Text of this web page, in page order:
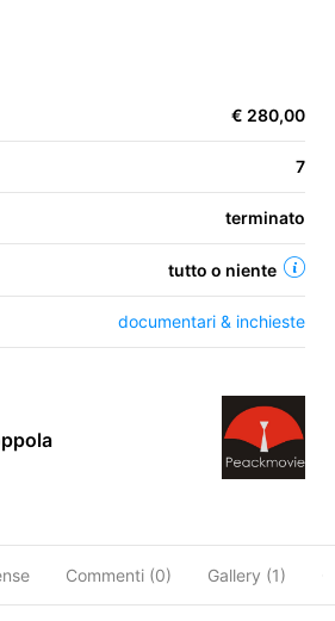
IT
FR
ES
€ 280,00
7
terminato
tutto o niente
documentari & inchieste
Commenti (0) Gallery (1)